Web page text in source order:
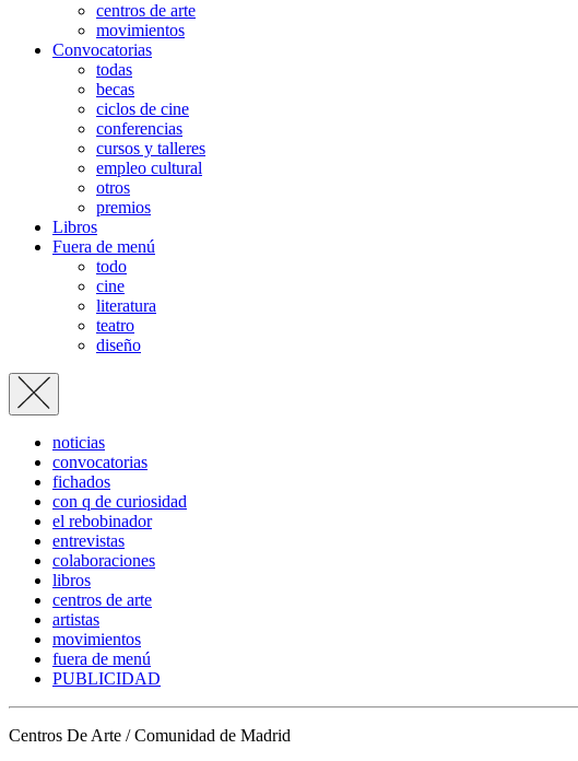
centros de arte
movimientos
Convocatorias
todas
becas
ciclos de cine
conferencias
cursos y talleres
empleo cultural
otros
premios
Libros
Fuera de menú
todo
cine
literatura
teatro
diseño
noticias
convocatorias
fichados
con q de curiosidad
el rebobinador
entrevistas
colaboraciones
libros
centros de arte
artistas
movimientos
fuera de menú
PUBLICIDAD
Centros De Arte / Comunidad de Madrid